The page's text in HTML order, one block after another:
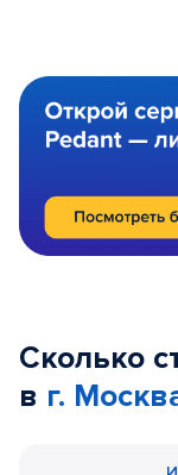
Сколько
в г.